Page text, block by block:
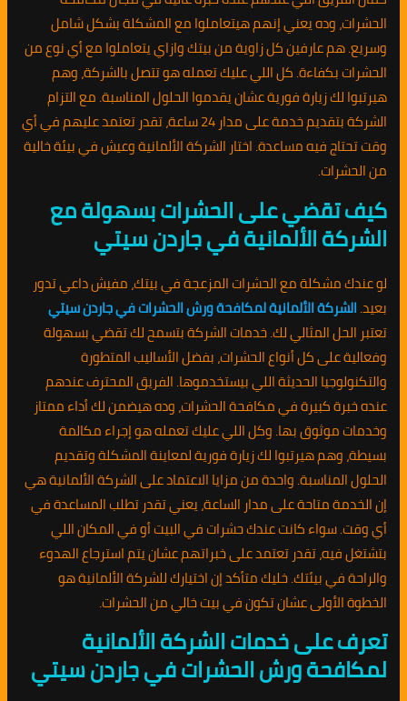
الحشرات، وده يعني إنهم هيتعاملوا مع المشكلة بشكل شامل
وسريع. هم عارفين كل زاوية من بيتك وازاي يتعاملوا مع أي نوع من
الحشرات بكفاءة. كل اللي عليك تعمله هو تتصل بالشركة، وهم
هيرتبوا لك زيارة فورية عشان يقدموا الحلول المناسبة. مع التزام
الشركة بتقديم خدمة على مدار 24 ساعة، تقدر تعتمد عليهم في أي
وقت تحتاج فيه مساعدة. اختار الشركة الألمانية وعيش في بيئة خالية
من الحشرات.
كيف تقضي على الحشرات بسهولة مع
الشركة الألمانية في جاردن سيتي
لو عندك مشكلة مع الحشرات المزعجة في بيتك، مفيش داعي تدور
بعيد.الشركة الألمانية لمكافحة ورش الحشرات في جاردن سيتي
تعتبر الحل المثالي لك. خدمات الشركة بتسمح لك تقضي بسهولة
وفعالية على كل أنواع الحشرات، بفضل الأساليب المتطورة
والتكنولوجيا الحديثة اللي بيستخدموها. الفريق المحترف عندهم
عنده خبرة كبيرة في مكافحة الحشرات، وده هيضمن لك أداء ممتاز
وخدمات موثوق بها. وكل اللي عليك تعمله هو إجراء مكالمة
بسيطة، وهم هيرتبوا لك زيارة فورية لمعاينة المشكلة وتقديم
الحلول المناسبة. واحدة من مزايا الاعتماد على الشركة الألمانية هي
إن الخدمة متاحة على مدار الساعة، يعني تقدر تطلب المساعدة في
أي وقت. سواء كانت عندك حشرات في البيت أو في المكان اللي
بتشتغل فيه، تقدر تعتمد على خبراتهم عشان يتم استرجاع الهدوء
والراحة في بيئتك. خليك متأكد إن اختيارك للشركة الألمانية هو
الخطوة الأولى عشان تكون في بيت خالي من الحشرات.
تعرف على خدمات الشركة الألمانية
لمكافحة ورش الحشرات في جاردن سيتي